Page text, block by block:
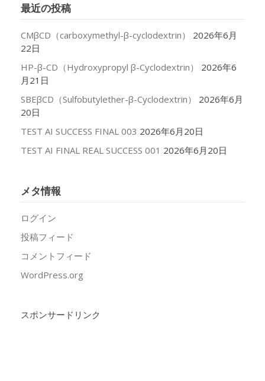
ブ
最近の投稿
CMβCD（carboxymethyl-β-cyclodextrin）
2026年6月
22日
HP-β-CD（Hydroxypropyl β-Cyclodextrin）
2026年6
月21日
SBEβCD（Sulfobutylether-β-Cyclodextrin）
2026年6月
20日
TEST AI SUCCESS FINAL 003 2026年6月20日
TEST AI FINAL REAL SUCCESS 001 2026年6月20日
メタ情報
ログイン
投稿フィード
コメントフィード
WordPress.org
スポンサードリンク